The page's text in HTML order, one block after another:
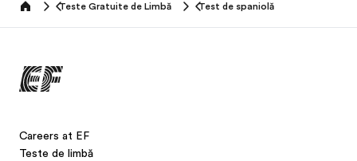
Home Teste Gratuite de Limbă Test de spaniolă
Careers at EF
Teste de limbă